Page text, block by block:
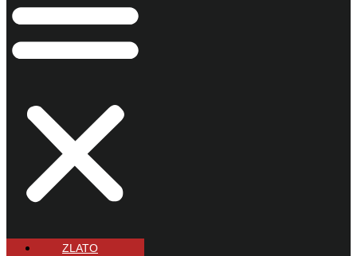
ZLATO